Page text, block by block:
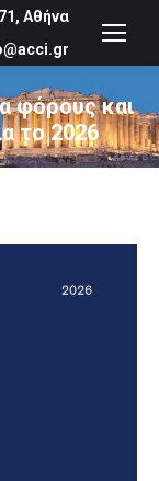
Αθήνα
φόρους και
το 2026